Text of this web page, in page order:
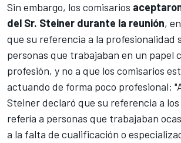
Sin embargo, los comisarios
del Sr. Steiner durante la reunión,
que su referencia a la profesionalidad
personas que trabajaban en un papel
profesión, y no a que los comisarios
actuando de forma poco profesional:
Steiner declaró que su referencia a
refería a personas que trabajaban
a la falta de cualificación o